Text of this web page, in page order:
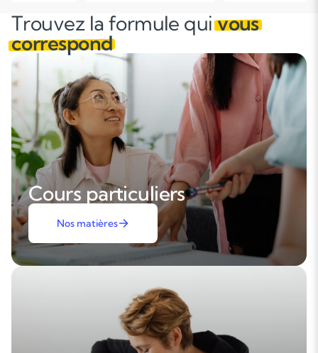
Trouvez la formule quivous
correspond
Cours particuliers
Nos matières